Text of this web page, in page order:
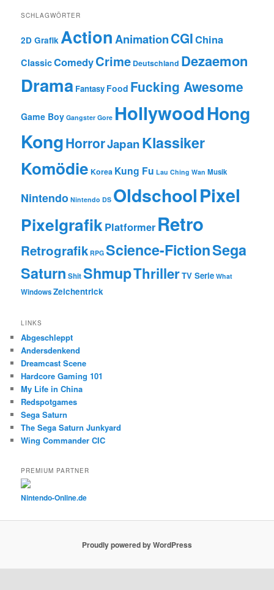
SCHLAGWÖRTER
2D GrafikActionAnimationCGIChina
ClassicComedyCrime Deutschland Dezaemon
Drama Fantasy Food Fucking Awesome
Game Boy Gangster Gore HollywoodHong
KongHorrorJapanKlassiker
Komödie Korea Kung Fu Lau Ching Wan Musik
Nintendo Nintendo DS OldschoolPixel
PixelgrafikPlatformer Retro
Retrografik RPG Science-FictionSega
Saturn ShitShmupThrillerTV Serie What
WindowsZeichentrick
LINKS
Abgeschleppt
Andersdenkend
Dreamcast Scene
Hardcore Gaming 101
My Life in China
Redspotgames
Sega Saturn
The Sega Saturn Junkyard
Wing Commander CIC
PREMIUM PARTNER
Nintendo-Online.de
Proudly powered by WordPress